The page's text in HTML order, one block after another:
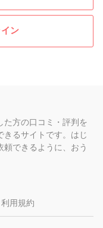
ン
た方の口コミ・評判を
るサイトです。はじ
できるように、おう
利用規約